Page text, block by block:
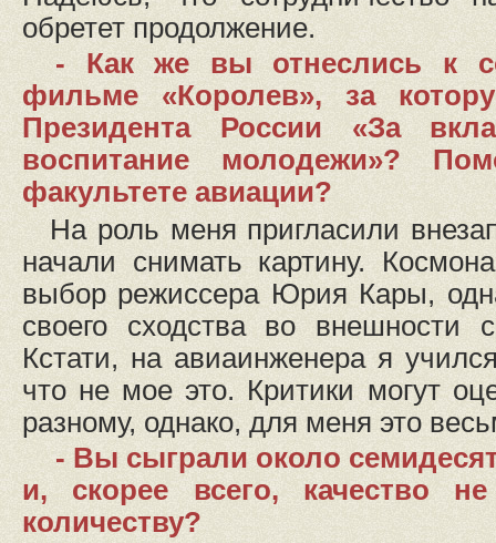
обретет продолжение.
- Как же вы отнеслись к
фильме «Королев», за
Президента России «За
воспитание молодежи»?
факультете авиации?
На роль меня пригласили
начали снимать картину.
выбор режиссера Юрия Кары,
своего сходства во внешности
Кстати, на авиаинженера я
что не мое это. Критики могут
разному, однако, для меня это
- Вы сыграли около
и, скорее всего, качество
количеству?